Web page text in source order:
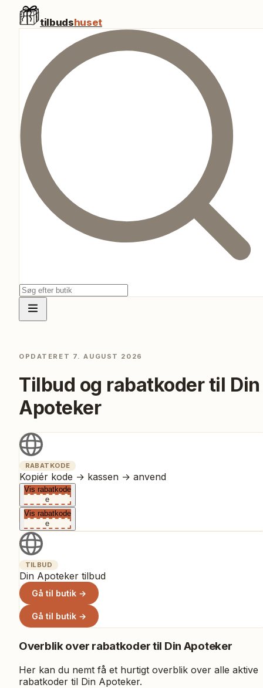
tilbudshuset
OPDATERET 7. AUGUST 2026
Tilbud og rabatkoder til Din
Apoteker
RABATKODE
Kopiér kode → kassen → anvend
Vis rabatkode
e
Vis rabatkode
e
TILBUD
Din Apoteker tilbud
Gå til butik →
Gå til butik →
Overblik over rabatkoder til Din Apoteker
Her kan du nemt få et hurtigt overblik over alle aktive
rabatkoder til Din Apoteker.